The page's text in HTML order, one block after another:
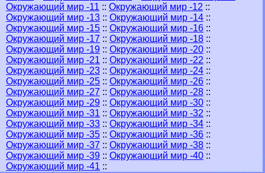
Окружающий мир -11 :: Окружающий мир -12 ::
Окружающий мир -13 :: Окружающий мир -14 ::
Окружающий мир -15 :: Окружающий мир -16 ::
Окружающий мир -17 :: Окружающий мир -18 ::
Окружающий мир -19 :: Окружающий мир -20 ::
Окружающий мир -21 :: Окружающий мир -22 ::
Окружающий мир -23 :: Окружающий мир -24 ::
Окружающий мир -25 :: Окружающий мир -26 ::
Окружающий мир -27 :: Окружающий мир -28 ::
Окружающий мир -29 :: Окружающий мир -30 ::
Окружающий мир -31 :: Окружающий мир -32 ::
Окружающий мир -33 :: Окружающий мир -34 ::
Окружающий мир -35 :: Окружающий мир -36 ::
Окружающий мир -37 :: Окружающий мир -38 ::
Окружающий мир -39 :: Окружающий мир -40 ::
Окружающий мир -41 ::